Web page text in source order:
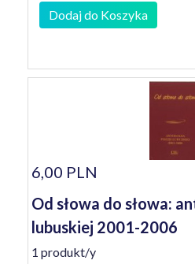
Dodaj do Koszyka
6,00 PLN
Od słowa do słowa:
lubuskiej 2001-2006
1 produkt/y